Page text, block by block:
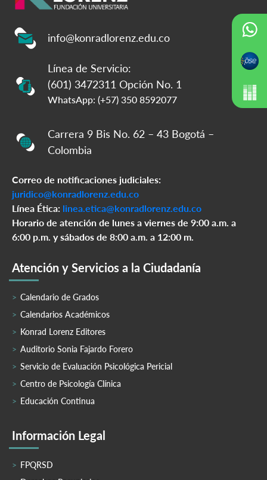
info@konradlorenz.edu.co
Línea de Servicio:
(601) 3472311 Opción No. 1
WhatsApp: (+57) 350 8592077
Carrera 9 Bis No. 62 – 43 Bogotá –
Colombia
Correo de notificaciones judiciales:
juridico@konradlorenz.edu.co
Línea Ética: linea.etica@konradlorenz.edu.co
Horario de atención de lunes a viernes de 9:00 a.m. a
6:00 p.m. y sábados de 8:00 a.m. a 12:00 m.
Atención y Servicios a la Ciudadanía
Calendario de Grados
Calendarios Académicos
Konrad Lorenz Editores
Auditorio Sonia Fajardo Forero
Servicio de Evaluación Psicológica Pericial
Centro de Psicología Clínica
Educación Continua
Información Legal
FPQRSD